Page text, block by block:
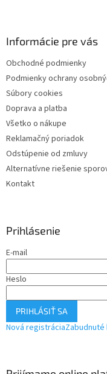
Informácie pre vás
Obchodné podmienky
Podmienky ochrany
Súbory cookies
Doprava a platba
Všetko o nákupe
Reklamačný poriadok
Odstúpenie od zmluvy
Alternatívne riešenie
Kontakt
Prihlásenie
E-mail
Heslo
PRIHLÁSIŤ SA
Nová registráciaZabudnuté